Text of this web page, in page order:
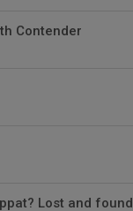
Contender
Lost and found